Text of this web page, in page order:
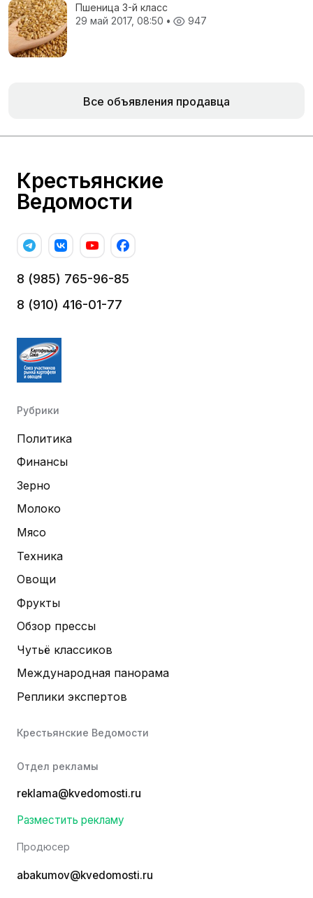
Пшеница 3-й класс
29 май 2017, 08:50 • 947
Все объявления продавца
Крестьянские
Ведомости
8 (985) 765-96-85
8 (910) 416-01-77
Рубрики
Политика
Финансы
Зерно
Молоко
Мясо
Техника
Овощи
Фрукты
Обзор прессы
Чутьё классиков
Международная панорама
Реплики экспертов
Крестьянские Ведомости
Отдел рекламы
reklama@kvedomosti.ru
Разместить рекламу
Продюсер
abakumov@kvedomosti.ru